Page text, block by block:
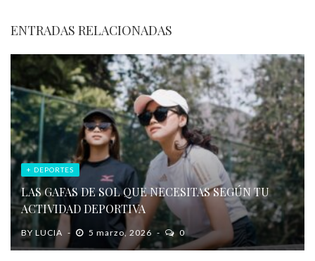
ENTRADAS RELACIONADAS
+ DEPORTES
LAS GAFAS DE SOL QUE NECESITAS SEGÚN TU
ACTIVIDAD DEPORTIVA
BY LUCIA 5 marzo, 2026 0